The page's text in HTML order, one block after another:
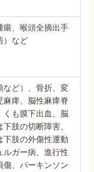
瘍、喉頭全摘出手
）など
など）、骨折、変
麻痺、脳性麻痺脊
くも膜下出血、脳
肢の切断障害、
下肢の外傷性運動
ルガー病、進行性
傷、パーキンソン